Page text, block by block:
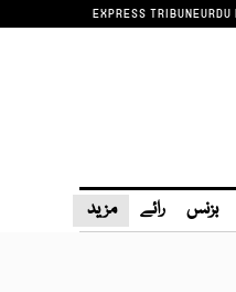
EXPRESS TRIBUNE
بزنس رائے مزید